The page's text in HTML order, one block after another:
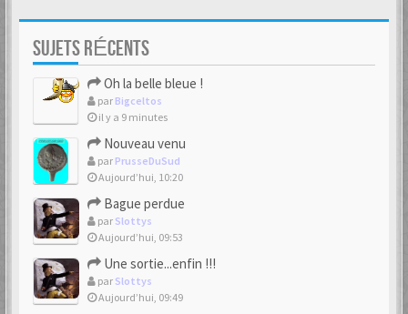
SUJETS RÉCENTS
Oh la belle bleue !
par Bigceltos
il y a 9 minutes
Nouveau venu
par PrusseDuSud
Aujourd’hui, 10:20
Bague perdue
par Slottys
Aujourd’hui, 09:53
Une sortie...enfin !!!
par Slottys
Aujourd’hui, 09:49